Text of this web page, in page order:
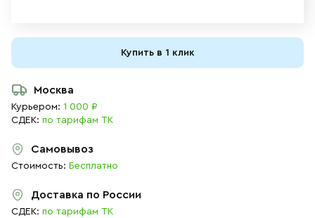
Купить в 1 клик
Москва
Курьером: 1 000 ₽
СДЕК: по тарифам ТК
Самовывоз
Стоимость: Бесплатно
Доставка по России
СДЕК: по тарифам ТК